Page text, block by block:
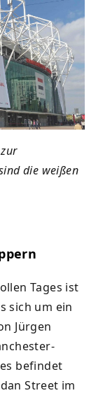
die weißen
Tages ist
sich um ein
Jürgen
befindet
Street im